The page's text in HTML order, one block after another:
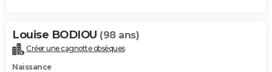
Louise BODIOU (98 ans)
Créer une cagnotte obsèques
Naissance